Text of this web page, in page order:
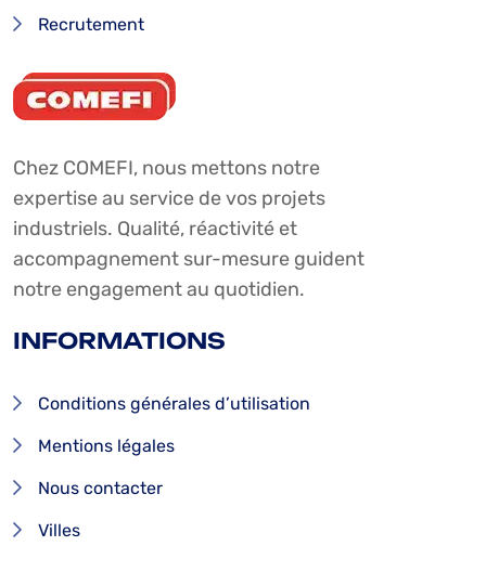
Recrutement
Chez COMEFI, nous mettons notre
expertise au service de vos projets
industriels. Qualité, réactivité et
accompagnement sur-mesure guident
notre engagement au quotidien.
INFORMATIONS
Conditions générales d’utilisation
Mentions légales
Nous contacter
Villes